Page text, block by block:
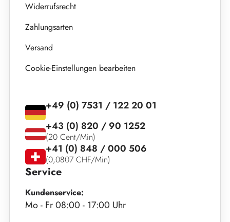
Widerrufsrecht
Zahlungsarten
Versand
Cookie-Einstellungen bearbeiten
Service
Kundenservice:
Mo - Fr 08:00 - 17:00 Uhr
+49 (0) 7531 / 122 20 01
+43 (0) 820 / 90 1252
(20 Cent/Min)
+41 (0) 848 / 000 506
(0,0807 CHF/Min)